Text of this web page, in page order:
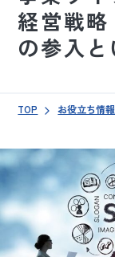
経営戦
の参入
TOP お役立ち情報